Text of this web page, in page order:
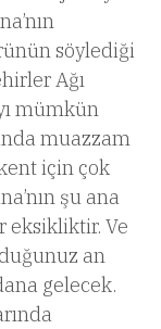
söylediği
Ağı
mümkün
muazzam
için çok
şu ana
eksikliktir. Ve
an
gelecek.